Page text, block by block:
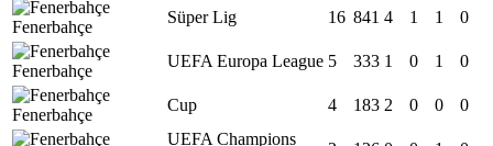
Fenerbahçe
Süper Lig 16 841 4 1 1 0
Fenerbahçe
UEFA Europa League 5 333 1 0 1 0
Fenerbahçe
Cup 4 183 2 0 0
0
UEFA Champions